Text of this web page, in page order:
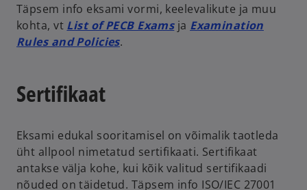
Täpsem info eksami vormi, keelevalikute ja muu
kohta, vt List of PECB Examsja Examination
Rules and Policies.
Sertifikaat
Eksami edukal sooritamisel on võimalik taotleda
üht allpool nimetatud sertifikaati. Sertifikaat
antakse välja kohe, kui kõik valitud sertifikaadi
nõuded on täidetud. Täpsem info ISO/IEC 27001